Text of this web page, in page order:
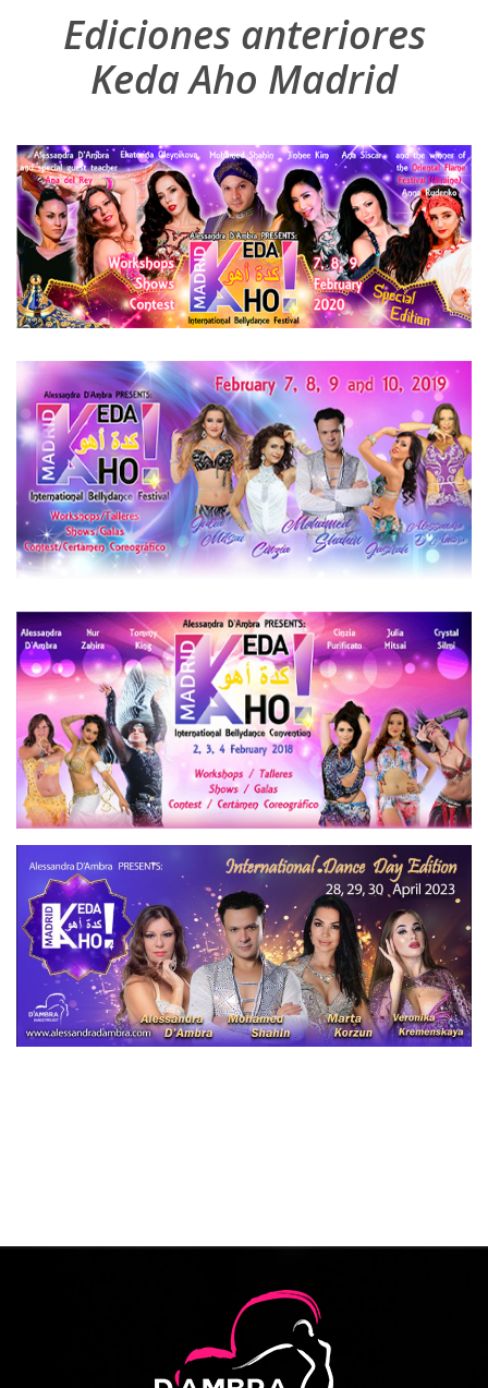
Ediciones anteriores
Keda Aho Madrid